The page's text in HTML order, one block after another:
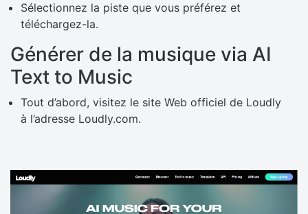
Sélectionnez la piste que vous préférez et
téléchargez-la.
Générer de la musique via AI
Text to Music
Tout d’abord, visitez le site Web officiel de Loudly
à l’adresse Loudly.com.